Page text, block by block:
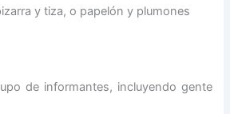
y tiza, o papelón y plumones
de informantes, incluyendo gente